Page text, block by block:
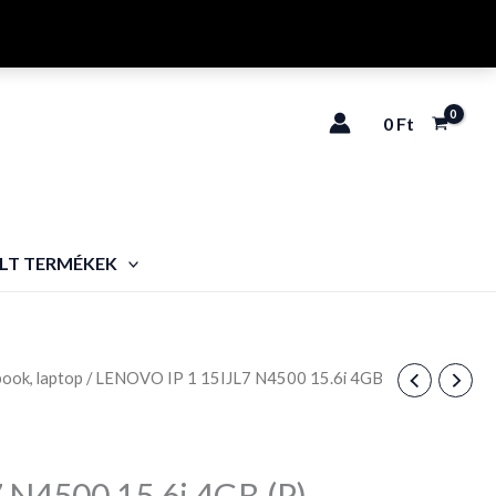
0 Ft
TERMÉKEK
laptop / LENOVO IP 1 15IJL7 N4500 15.6i 4GB